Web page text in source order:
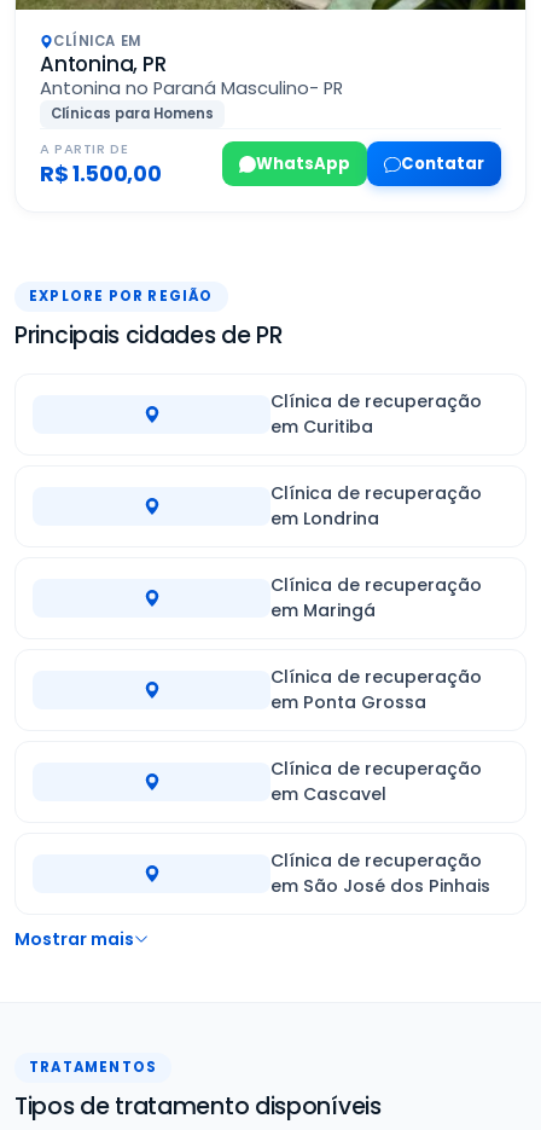
CLÍNICA EM
Antonina, PR
Antonina no Paraná Masculino- PR
Clínicas para Homens
A PARTIR DE
R$ 1.500,00 WhatsApp Contatar
EXPLORE POR REGIÃO
Principais cidades de PR
Clínica de recuperação
em Curitiba
Clínica de recuperação
em Londrina
Clínica de recuperação
em Maringá
Clínica de recuperação
em Ponta Grossa
Clínica de recuperação
em Cascavel
Clínica de recuperação
em São José dos Pinhais
Mostrar mais
TRATAMENTOS
Tipos de tratamento disponíveis